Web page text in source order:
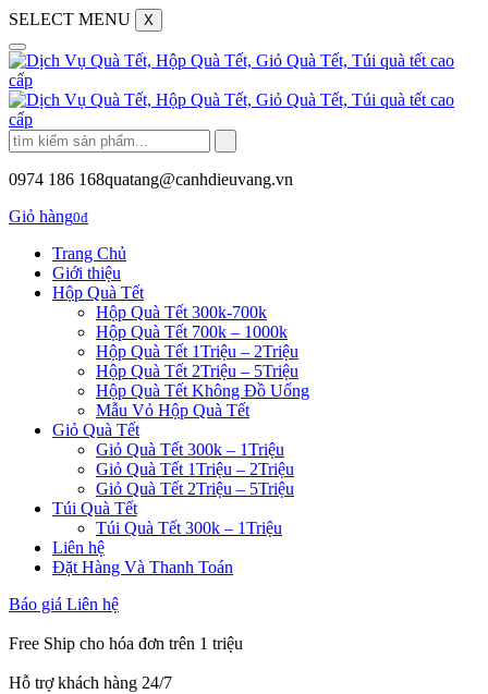
SELECT MENU X
0974 186 168quatang@canhdieuvang.vn
Giỏ hàng0đ
Trang Chủ
Giới thiệu
Hộp Quà Tết
Hộp Quà Tết 300k-700k
Hộp Quà Tết 700k – 1000k
Hộp Quà Tết 1Triệu – 2Triệu
Hộp Quà Tết 2Triệu – 5Triệu
Hộp Quà Tết Không Đồ Uống
Mẫu Vỏ Hộp Quà Tết
Giỏ Quà Tết
Giỏ Quà Tết 300k – 1Triệu
Giỏ Quà Tết 1Triệu – 2Triệu
Giỏ Quà Tết 2Triệu – 5Triệu
Túi Quà Tết
Túi Quà Tết 300k – 1Triệu
Liên hệ
Đặt Hàng Và Thanh Toán
Báo giá Liên hệ
Free Ship cho hóa đơn trên 1 triệu
Hỗ trợ khách hàng 24/7